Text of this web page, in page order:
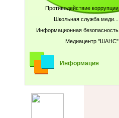
Противодействие коррупции
Школьная служба меди...
Информационная безопасность
Медиацентр "ШАНС"
Информация